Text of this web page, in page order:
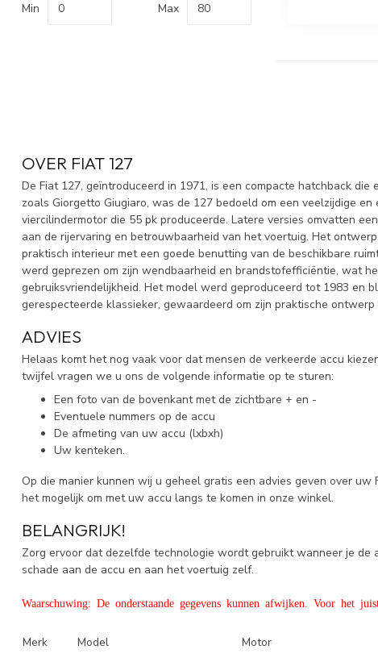
Min Max
OVER FIAT 127
De Fiat 127, geïntroduceerd in 1971, is een compacte hatchback
zoals Giorgetto Giugiaro, was de 127 bedoeld om een veelzijdige
viercilindermotor die 55 pk produceerde. Latere versies omvatten
aan de rijervaring en betrouwbaarheid van het voertuig. Het
praktisch interieur met een goede benutting van de beschikbare
werd geprezen om zijn wendbaarheid en brandstofefficiëntie, wat
gebruiksvriendelijkheid. Het model werd geproduceerd tot 1983 en
gerespecteerde klassieker, gewaardeerd om zijn praktische
ADVIES
Helaas komt het nog vaak voor dat mensen de verkeerde accu
twijfel vragen we u ons de volgende informatie op te sturen:
Een foto van de bovenkant met de zichtbare + en -
Eventuele nummers op de accu
De afmeting van uw accu (lxbxh)
Uw kenteken.
Op die manier kunnen wij u geheel gratis een advies geven over
het mogelijk om met uw accu langs te komen in onze winkel.
BELANGRIJK!
Zorg ervoor dat dezelfde technologie wordt gebruikt wanneer je de
schade aan de accu en aan het voertuig zelf.
Waarschuwing: De onderstaande gegevens kunnen afwijken. Voor het
Merk Model Motor